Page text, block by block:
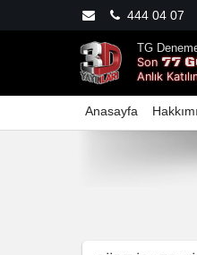
444 04 07
TG
Son77
Anlık
Anasayfa